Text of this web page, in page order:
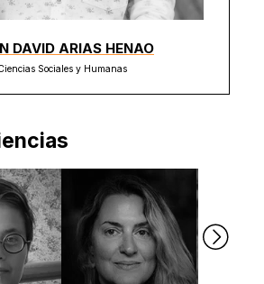
DAVID ARIAS HENAO
Sociales y Humanas